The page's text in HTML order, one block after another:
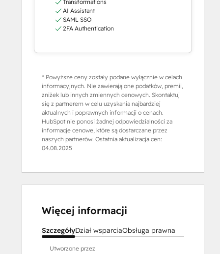
Transformations
AI Assistant
SAML SSO
2FA Authentication
* Powyższe ceny zostały podane wyłącznie w celach
informacyjnych. Nie zawierają one podatków, premii,
zniżek lub innych zmiennych cenowych. Skontaktuj
się z partnerem w celu uzyskania najbardziej
aktualnych i poprawnych informacji o cenach.
HubSpot nie ponosi żadnej odpowiedzialności za
informacje cenowe, które są dostarczane przez
naszych partnerów. Ostatnia aktualizacja cen:
04.08.2025
Więcej informacji
SzczegółyDział wsparciaObsługa prawna
Utworzone przez